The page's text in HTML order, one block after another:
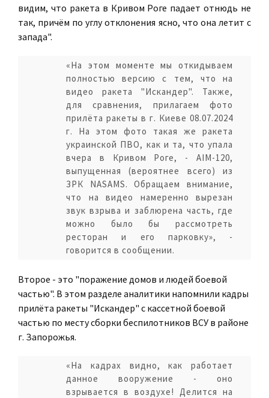
видим, что ракета в Кривом Роге падает отнюдь не
так, причём по углу отклонения ясно, что она летит с
запада".
«На этом моменте мы откидываем
полностью версию с тем, что на
видео ракета "Искандер". Также,
для сравнения, прилагаем фото
прилёта ракеты в г. Киеве 08.07.2024
г. На этом фото такая же ракета
украинской ПВО, как и та, что упала
вчера в Кривом Роге, - AIM-120,
выпущенная (вероятнее всего) из
ЗРК NASAMS. Обращаем внимание,
что на видео намеренно вырезан
звук взрыва и заблюрена часть, где
можно было бы рассмотреть
ресторан и его парковку», -
говорится в сообщении.
Второе - это "поражение домов и людей боевой
частью". В этом разделе аналитики напомнили кадры
прилёта ракеты "Искандер" с кассетной боевой
частью по месту сборки беспилотников ВСУ в районе
г. Запорожья.
«На кадрах видно, как работает
данное вооружение - оно
взрывается в воздухе! Делится на